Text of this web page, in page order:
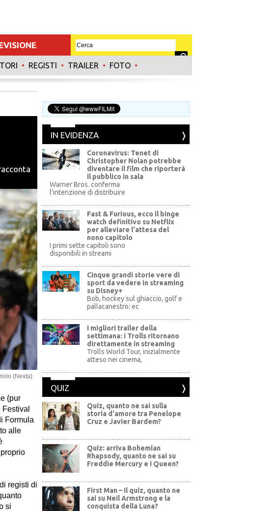
• REGISTI • TRAILER • FOTO •
(Nexta)
(pur
Formula
alle
registi di
si
IN EVIDENZA
WB
Coronavirus: Tenet di
Christopher Nolan potrebbe
diventare il film che riporterà
il pubblico in sala
Warner Bros. conferma
l'intenzione di distribuire
Fast & Furious, ecco il binge
watch definitivo su Netflix
per alleviare l'attesa del
nono capitolo
I primi sette capitoli sono
disponibili in streami
Disney+
Cinque grandi storie vere di
sport da vedere in streaming
su DIsney+
Bob, hockey sul ghiaccio, golf e
pallacanestro: ec
Universal Pictures
I migliori trailer della
settimana: i Trolls ritornano
direttamente in streaming
Trolls World Tour, inizialmente
atteso nei cinema,
QUIZ
Quiz, quanto ne sai sulla
storia d'amore tra Penelope
Cruz e Javier Bardem?
Quiz: arriva Bohemian
Rhapsody, quanto ne sai su
Freddie Mercury e i Queen?
First Man – Il quiz, quanto ne
sai su Neil Armstrong e la
conquista della Luna?